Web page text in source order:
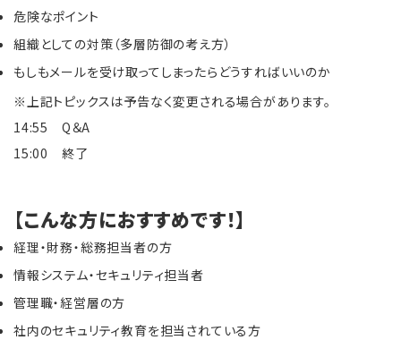
危険なポイント
組織としての対策（多層防御の考え方）
もしもメールを受け取ってしまったらどうすればいいのか
※上記トピックスは予告なく変更される場合があります。
14:55 Q＆A
15:00 終了
【こんな方におすすめです！】
経理・財務・総務担当者の方
情報システム・セキュリティ担当者
管理職・経営層の方
社内のセキュリティ教育を担当されている方